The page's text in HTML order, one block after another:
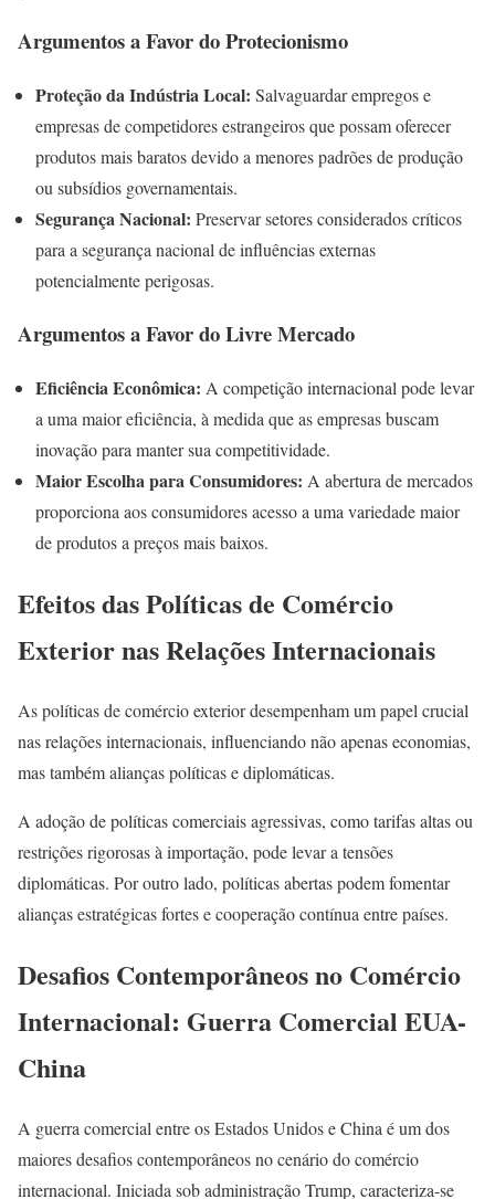
Argumentos a Favor do Protecionismo
Proteção da Indústria Local: Salvaguardar empregos e
empresas de competidores estrangeiros que possam oferecer
produtos mais baratos devido a menores padrões de produção
ou subsídios governamentais.
Segurança Nacional: Preservar setores considerados críticos
para a segurança nacional de influências externas
potencialmente perigosas.
Argumentos a Favor do Livre Mercado
Eficiência Econômica: A competição internacional pode levar
a uma maior eficiência, à medida que as empresas buscam
inovação para manter sua competitividade.
Maior Escolha para Consumidores: A abertura de mercados
proporciona aos consumidores acesso a uma variedade maior
de produtos a preços mais baixos.
Efeitos das Políticas de Comércio
Exterior nas Relações Internacionais
As políticas de comércio exterior desempenham um papel crucial
nas relações internacionais, influenciando não apenas economias,
mas também alianças políticas e diplomáticas.
A adoção de políticas comerciais agressivas, como tarifas altas ou
restrições rigorosas à importação, pode levar a tensões
diplomáticas. Por outro lado, políticas abertas podem fomentar
alianças estratégicas fortes e cooperação contínua entre países.
Desafios Contemporâneos no Comércio
Internacional: Guerra Comercial EUA-
China
A guerra comercial entre os Estados Unidos e China é um dos
maiores desafios contemporâneos no cenário do comércio
internacional. Iniciada sob administração Trump, caracteriza-se